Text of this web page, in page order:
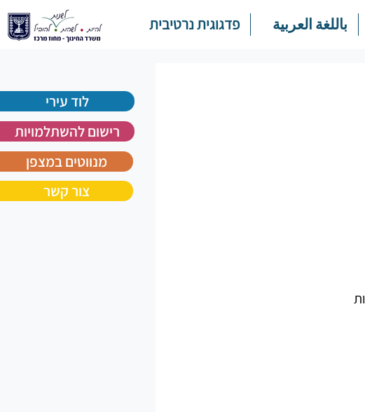
לוד עירי
רישום להשתלמויות
מנווטים במצפן
צור קשר
باللغة العربية פדגוגית נרטיבית